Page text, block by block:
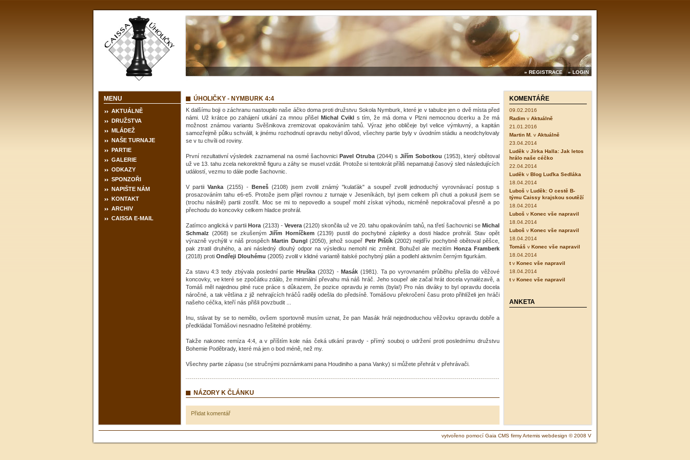
» LOGIN
» REGISTRACE
MENU
AKTUÁLNĚ
DRUŽSTVA
MLÁDEŽ
NAŠE TURNAJE
PARTIE
GALERIE
ODKAZY
SPONZOŘI
NAPIŠTE NÁM
KONTAKT
ARCHIV
CAISSA E-MAIL
ÚHOLIČKY - NYMBURK 4:4
K dalšímu boji o záchranu nastoupilo naše áčko doma proti družstvu Sokola Nymburk, které je v tabulce jen o dvě místa před
námi. Už krátce po zahájení utkání za mnou přišel Michal Cvikls tím, že má doma v Plzni nemocnou dcerku a že má
možnost známou variantu Svěšnikova zremizovat opakováním tahů. Výraz jeho obličeje byl velice výmluvný, a kapitán
samozřejmě půlku schválil, k jinému rozhodnutí opravdu nebyl důvod, všechny partie byly v úvodním stádiu a neodchylovaly
se v tu chvíli od roviny.
První rezultativní výsledek zaznamenal na osmé šachovniciPavel Otruba(2044) sJiřím Sobotkou (1953), který obětoval
už ve 13. tahu zcela nekorektně figuru a záhy se musel vzdát. Protože si tentokrát příliš nepamatuji časový sled následujících
událostí, vezmu to dále podle šachovnic.
V partiiVanka (2155) - Beneš(2108) jsem zvolil známý "kulaťák" a soupeř zvolil jednoduchý vyrovnávací postup s
prosazováním tahu e6-e5. Protože jsem přijel rovnou z turnaje v Jeseníkách, byl jsem celkem při chuti a pokusil jsem se
(trochu násilně) partii zostřit. Moc se mi to nepovedlo a soupeř mohl získat výhodu, nicméně nepokračoval přesně a po
přechodu do koncovky celkem hladce prohrál.
Zatímco anglická v partiiHora (2133) - Vevera (2120) skončila už ve 20. tahu opakováním tahů, na třetí šachovnici seMichal
Schmalz (2068) se zkušenýmJiřím Horníčkem(2139) pustil do pochybné zápletky a dosti hladce prohrál. Stav opět
výrazně vychýlil v náš prospěchMartin Dungl(2050), jehož soupeř Petr Pištík(2002) nejdřív pochybně obětoval pěšce,
pak ztratil druhého, a ani následný dlouhý odpor na výsledku nemohl nic změnit. Bohužel ale mezitím Honza Framberk
(2018) proti Ondřeji Dlouhému (2005) zvolil v klidné variantě italské pochybný plán a podlehl aktivním černým figurkám.
Za stavu 4:3 tedy zbývala poslední partieHruška (2032) -Masák (1981). Ta po vyrovnaném průběhu přešla do věžové
koncovky, ve které se zpočátku zdálo, že minimální převahu má náš hráč. Jeho soupeř ale začal hrát docela vynalézavě, a
Tomáš měl najednou plné ruce práce s důkazem, že pozice opravdu je remis (byla!) Pro nás diváky to byl opravdu docela
náročné, a tak většina z již nehrajících hráčů raději odešla do předsíně. Tomášovu překročení času proto přihlíželi jen hráči
našeho céčka, kteří nás přišli povzbudit ...
Inu, stávat by se to nemělo, ovšem sportovně musím uznat, že pan Masák hrál nejednoduchou věžovku opravdu dobře a
předkládal Tomášovi nesnadno řešitelné problémy.
Takže nakonec remíza 4:4, a v příštím kole nás čeká utkání pravdy - přímý souboj o udržení proti poslednímu družstvu
Bohemie Poděbrady, které má jen o bod méně, než my.
Všechny partie zápasu (se stručnými poznámkami pana Houdiniho a pana Vanky) si můžete přehrát v přehrávači.
NÁZORY K ČLÁNKU
Přidat komentář
KOMENTÁŘE
09.02.2016
Radim v Aktuálně
21.01.2016
Martin M. v Aktuálně
23.04.2014
Luděk v Jirka Halla: Jak letos
hrálo naše céčko
22.04.2014
Luděk v Blog Luďka Sedláka
18.04.2014
Luboš v Luděk: O cestě B-
týmu Caissy krajskou soutěží
18.04.2014
Luboš v Konec vše napravil
18.04.2014
Luboš v Konec vše napravil
18.04.2014
Tomáš v Konec vše napravil
18.04.2014
tv Konec vše napravil
18.04.2014
tv Konec vše napravil
ANKETA
vytvořeno pomocí Gaia CMS firmy Artemis webdesign © 2008 V